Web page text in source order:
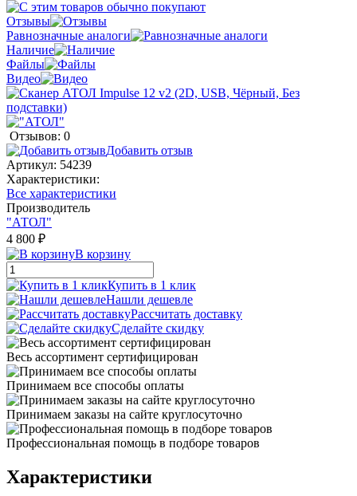
Отзывы
Равнозначные аналоги
Наличие
Файлы
Видео
Отзывов: 0
Добавить отзыв
Артикул: 54239
Характеристики:
Все характеристики
Производитель
"АТОЛ"
4 800 ₽
В корзину
Купить в 1 клик
Нашли дешевле
Рассчитать доставку
Сделайте скидку
Весь ассортимент сертифицирован
Принимаем все способы оплаты
Принимаем заказы на сайте круглосуточно
Профессиональная помощь в подборе товаров
Характеристики